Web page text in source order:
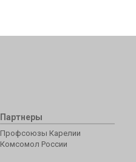
Партнеры
Профсоюзы Карелии
Комсомол России